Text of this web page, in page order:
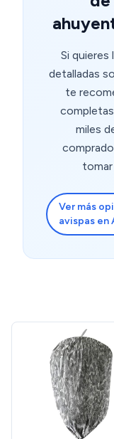
Si quieres
detalladas
te
miles
Ver más
avispas en